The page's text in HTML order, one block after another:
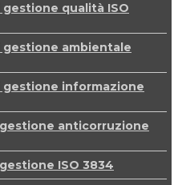
gestione qualità ISO
gestione ambientale
gestione informazione
anticorruzione
ISO 3834